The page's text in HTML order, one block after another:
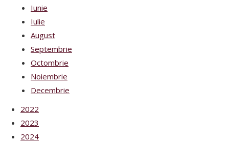
Iunie
Iulie
August
Septembrie
Octombrie
Noiembrie
Decembrie
2022
2023
2024